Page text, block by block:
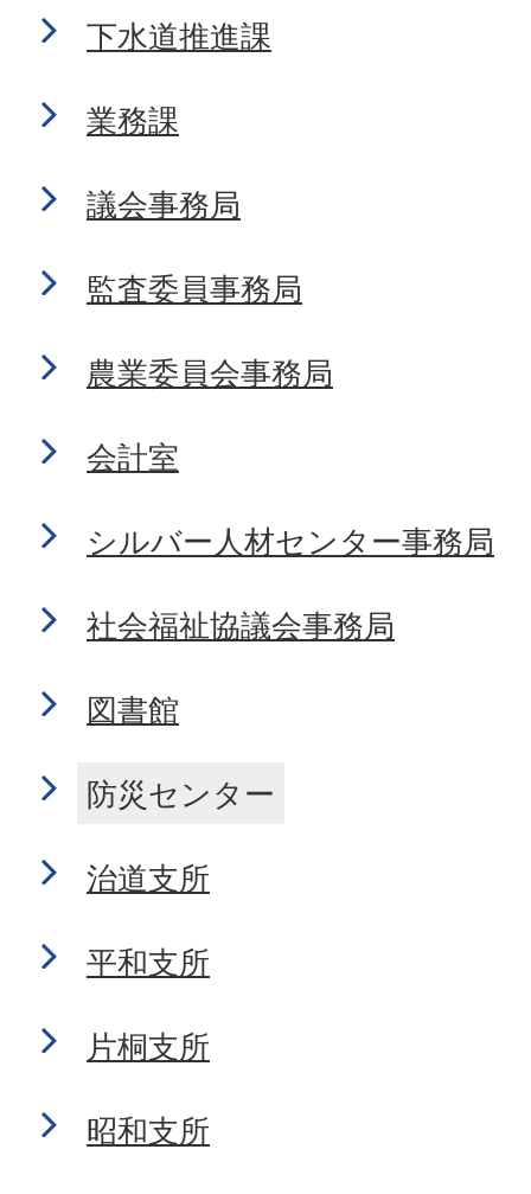
下水道推進課
業務課
議会事務局
監査委員事務局
農業委員会事務局
会計室
シルバー人材センター事務局
社会福祉協議会事務局
図書館
防災センター
治道支所
平和支所
片桐支所
昭和支所